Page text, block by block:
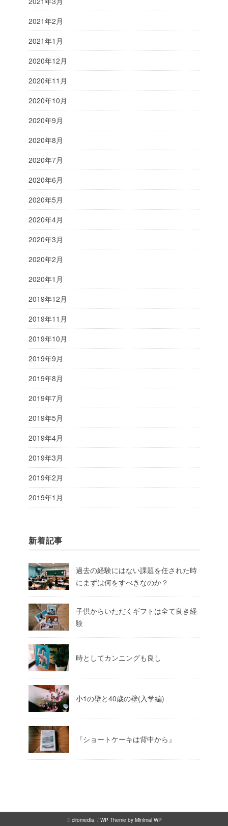
2021年2月
2021年1月
2020年12月
2020年11月
2020年10月
2020年9月
2020年8月
2020年7月
2020年6月
2020年5月
2020年4月
2020年3月
2020年2月
2020年1月
2019年12月
2019年11月
2019年10月
2019年9月
2019年8月
2019年7月
2019年5月
2019年4月
2019年3月
2019年2月
2019年1月
新着記事
過去の経験にはない課題を任された時
にまずは何をすべきなのか？
子供からいただくギフトは全て良き経
験
時としてカンニングも良し
小1の壁と40歳の壁(入学編)
『ショートケーキは背中から』
© ciromedia . / WP Theme by Minimal WP